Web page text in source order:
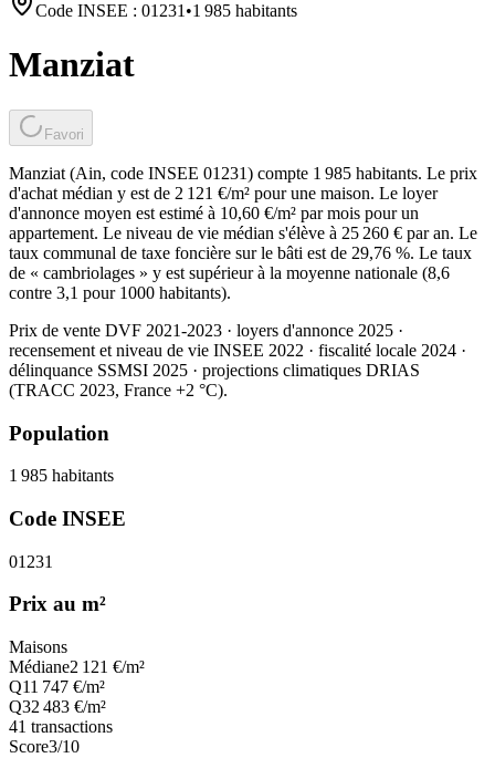
Code INSEE : 01231 •1 985 habitants
Manziat
Favori
Manziat (Ain, code INSEE 01231) compte 1 985 habitants. Le prix
d'achat médian y est de 2 121 €/m² pour une maison. Le loyer
d'annonce moyen est estimé à 10,60 €/m² par mois pour un
appartement. Le niveau de vie médian s'élève à 25 260 € par an. Le
taux communal de taxe foncière sur le bâti est de 29,76 %. Le taux
de « cambriolages » y est supérieur à la moyenne nationale (8,6
contre 3,1 pour 1000 habitants).
Prix de vente DVF 2021-2023 · loyers d'annonce 2025 ·
recensement et niveau de vie INSEE 2022 · fiscalité locale 2024 ·
délinquance SSMSI 2025 · projections climatiques DRIAS
(TRACC 2023, France +2 °C).
Population
1 985 habitants
Code INSEE
01231
Prix au m²
Maisons
Médiane2 121 €/m²
Q11 747 €/m²
Q32 483 €/m²
41 transactions
Score3/10